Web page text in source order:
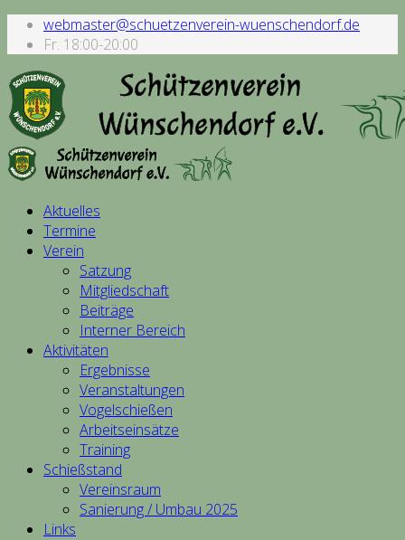
webmaster@schuetzenverein-wuenschendorf.de
Fr. 18:00-20:00
Aktuelles
Termine
Verein
Satzung
Mitgliedschaft
Beiträge
Interner Bereich
Aktivitäten
Ergebnisse
Veranstaltungen
Vogelschießen
Arbeitseinsätze
Training
Schießstand
Vereinsraum
Sanierung / Umbau 2025
Links